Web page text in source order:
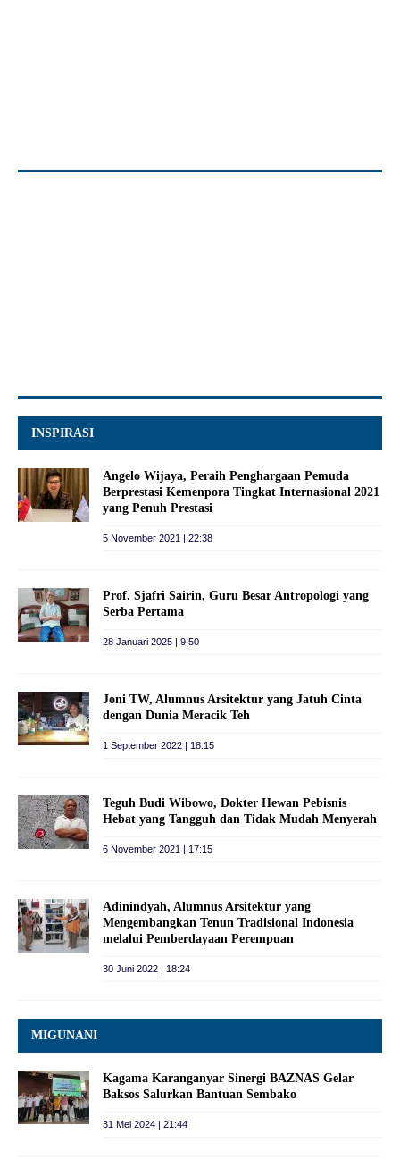
INSPIRASI
Angelo Wijaya, Peraih Penghargaan Pemuda
Berprestasi Kemenpora Tingkat Internasional 2021
yang Penuh Prestasi
5 November 2021 | 22:38
Prof. Sjafri Sairin, Guru Besar Antropologi yang
Serba Pertama
28 Januari 2025 | 9:50
Joni TW, Alumnus Arsitektur yang Jatuh Cinta
dengan Dunia Meracik Teh
1 September 2022 | 18:15
Teguh Budi Wibowo, Dokter Hewan Pebisnis
Hebat yang Tangguh dan Tidak Mudah Menyerah
6 November 2021 | 17:15
Adinindyah, Alumnus Arsitektur yang
Mengembangkan Tenun Tradisional Indonesia
melalui Pemberdayaan Perempuan
30 Juni 2022 | 18:24
MIGUNANI
Kagama Karanganyar Sinergi BAZNAS Gelar
Baksos Salurkan Bantuan Sembako
31 Mei 2024 | 21:44